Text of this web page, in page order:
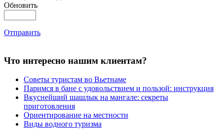
Обновить
Отправить
Что интересно нашим клиентам?
Советы туристам во Вьетнаме
Паримся в бане с удовольствием и пользой: инструкция
Вкуснейший шашлык на мангале: секреты
приготовления
Ориентирование на местности
Виды водного туризма